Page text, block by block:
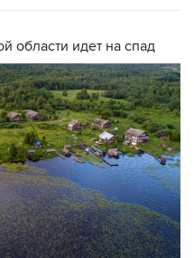
области идет на спад